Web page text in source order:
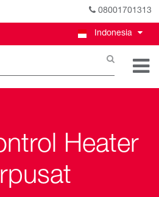
08001701313
Indonesia
Heater